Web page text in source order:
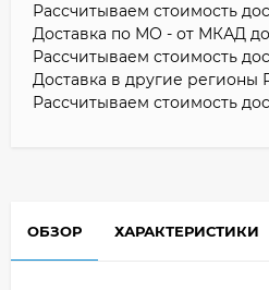
Рассчитываем стоимость
Доставка по МО - от МКАД до
Рассчитываем стоимость
Доставка в другие
Рассчитываем стоимость
ОБЗОР ХАРАКТЕРИСТИКИ